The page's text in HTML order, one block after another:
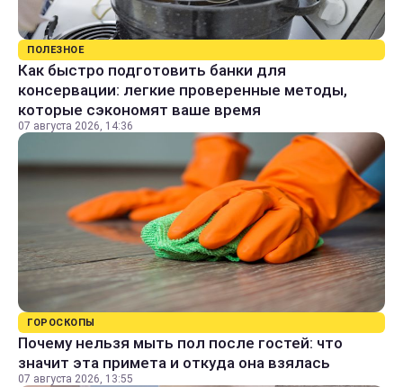
ПОЛЕЗНОЕ
Как быстро подготовить банки для
консервации: легкие проверенные методы,
которые сэкономят ваше время
07 августа 2026, 14:36
ГОРОСКОПЫ
Почему нельзя мыть пол после гостей: что
значит эта примета и откуда она взялась
07 августа 2026, 13:55